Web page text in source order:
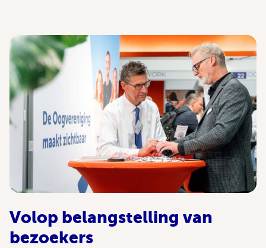
Volop belangstelling van
bezoekers